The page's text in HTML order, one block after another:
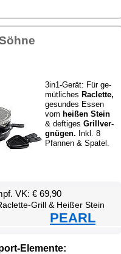
3in1-Ge­rät: Für ge­
müt­li­ches Ra­clette,
ge­sun­des Es­sen
vom hei­ßen Stein
& def­ti­ges Grill­ver­
gnü­gen. Inkl. 8
Pfan­nen & Spa­tel.
VK: € 69,90
Grill & Hei­ßer Stein
PEARL
Ele­men­te: